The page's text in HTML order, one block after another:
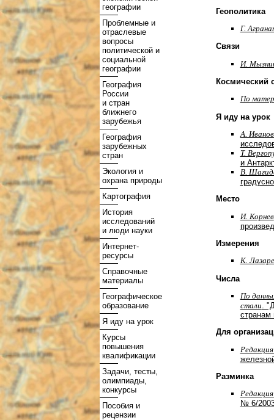
географии
Проблемные и
отраслевые
вопросы
политической и
социальной
географии
География
России
и стран
ближнего
зарубежья
География
зарубежных
стран
Экология и
охрана природы
Картография
История
исследований
и люди науки
Интернет-
ресурсы
Справочные
материалы
Географическое
образование
Я иду на урок
Курсы
повышения
квалификации
Задачи, тесты,
олимпиады,
конкурсы
Пособия и
рецензии
Геополитика
Г.
Связи
И.
Космический
По
Я иду на урок
А.
Т.
и
В.
Место
И. Корнев
Измерения
К.
Числа
По
стали .
странам
Для
Редакция
Разминка
Редакция
№ 6/